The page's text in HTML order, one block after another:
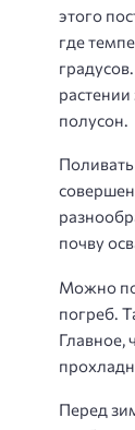
этого
где
растении
полусон.
почву
Можно
погреб.
Главное,
Перед